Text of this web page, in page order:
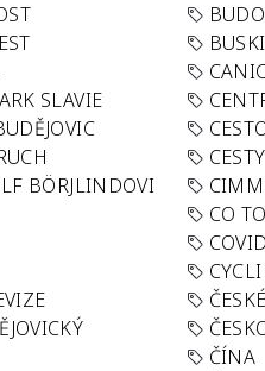
SLAVIE
BÖRJLINDOVI
CO
ČÍNA